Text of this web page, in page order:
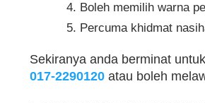
Boleh memilih warna
Percuma khidmat
Sekiranya anda berminat
017-2290120 atau boleh